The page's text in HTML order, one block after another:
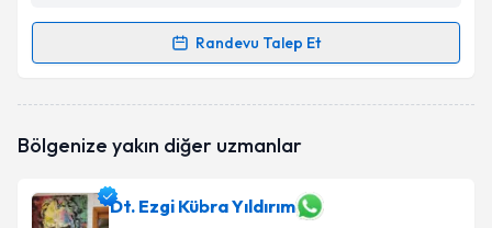
Randevu Talep Et
Randevu Takvimi Talebi
oluşturun. Size bu uzmandan randevu almanız için bir
E-posta Adresiniz
Bölgenize yakın diğer uzmanlar
Dt. Ezgi Kübra Yıldırım